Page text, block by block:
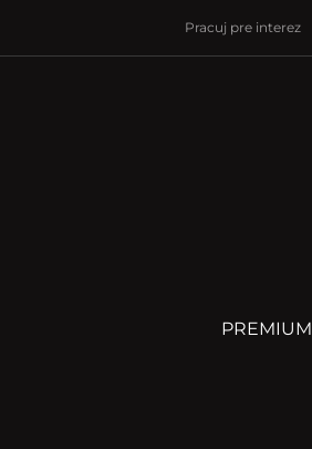
Pracuj pre interez
PREMIUM